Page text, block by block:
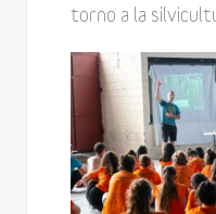
torno a la